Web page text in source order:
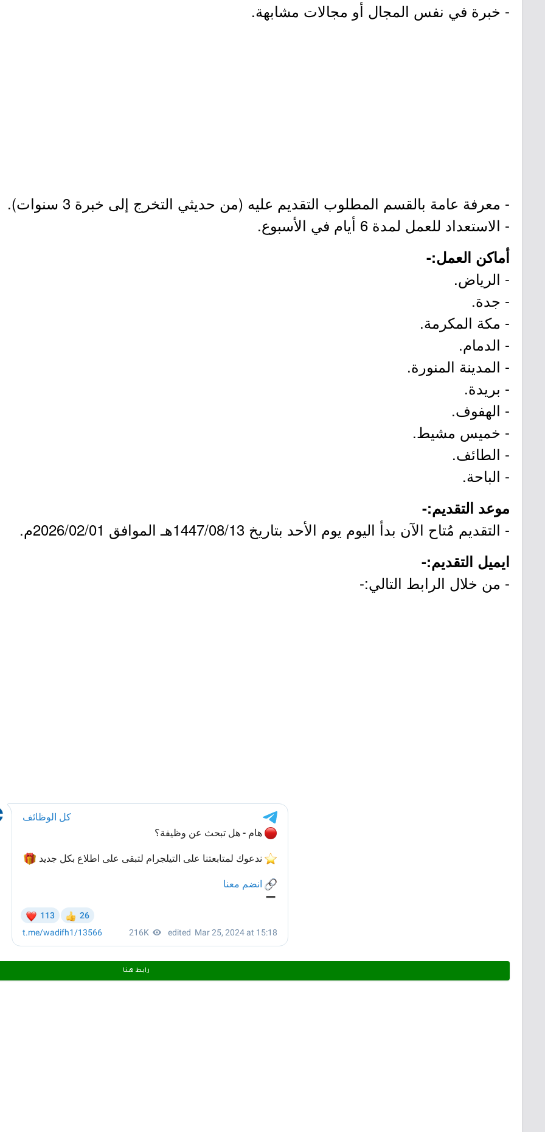
- خبرة في نفس المجال أو مجالات مشابهة.
- معرفة عامة بالقسم المطلوب التقديم عليه (من حديثي التخرج إلى خبرة 3 سنوات).
- الاستعداد للعمل لمدة 6 أيام في الأسبوع.
أماكن العمل:-
- الرياض.
- جدة.
- مكة المكرمة.
- الدمام.
- المدينة المنورة.
- بريدة.
- الهفوف.
- خميس مشيط.
- الطائف.
- الباحة.
موعد التقديم:-
- التقديم مُتاح الآن بدأ اليوم يوم الأحد بتاريخ 1447/08/13هـ الموافق 2026/02/01م.
ايميل التقديم:-
- من خلال الرابط التالي:-
رابط هـنـا